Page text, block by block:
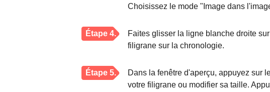
Choisissez le mode "Image dans
Étape 4.
Faites glisser la ligne blanche droite
filigrane sur la chronologie.
Étape 5.
Dans la fenêtre d'aperçu, appuyez sur
votre filigrane ou modifier sa taille.